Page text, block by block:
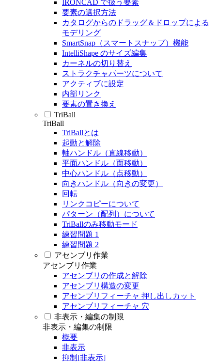
IRONCAD で扱う要素
要素の選択方法
カタログからのドラッグ＆ドロップによる
モデリング
SmartSnap（スマートスナップ）機能
IntelliShape のサイズ編集
カーネルの切り替え
ストラクチャパーツについて
アクティブに設定
内部リンク
要素の置き換え
TriBall
TriBall
TriBallとは
起動と解除
軸ハンドル（直線移動）
平面ハンドル（面移動）
中心ハンドル（点移動）
向きハンドル（向きの変更）
回転
リンクコピーについて
パターン（配列）について
TriBallのみ移動モード
練習問題 1
練習問題 2
アセンブリ作業
アセンブリ作業
アセンブリの作成と解除
アセンブリ構造の変更
アセンブリフィーチャ 押し出しカット
アセンブリフィーチャ 穴
非表示・編集の制限
非表示・編集の制限
概要
非表示
抑制[非表示]